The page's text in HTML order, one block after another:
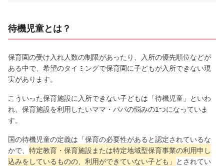
待機児童とは？
保育園の受け入れ人数の制限があったり、入所の優先順位などが
ある中で、希望のタイミングで保育園に子どもが入所できない現
実があります。
こういった保育施設に入所できない子どもは「待機児童」といわ
れ、保育施設を利用したいママ・パパの悩みの1つになっていま
す。
国の待機児童の定義は「保育の必要性があると認定されているな
かで、 特定教育・保育施設または特定地域型保育事業の利用申し
込みをしているものの、利用ができていない子ども」
とされてい